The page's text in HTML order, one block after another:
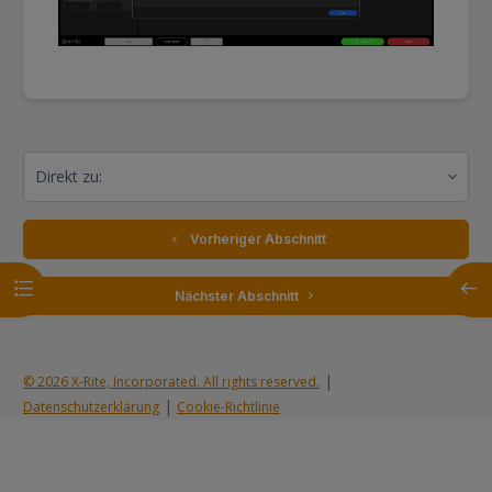
Kursindex öffnen
  Vorheriger Abschnitt
Nächster Abschnitt
© 2026 X-Rite, Incorporated. All rights reserved. |
Datenschutzerklärung| Cookie-Richtlinie